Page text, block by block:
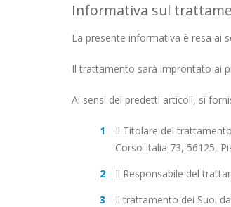
Informativa sul
La presente informativa è resa ai
Il trattamento sarà improntato ai
Ai sensi dei predetti articoli, si
Il Titolare del
Corso Italia 73, 56125,
Il Responsabile del
Il trattamento dei Suoi